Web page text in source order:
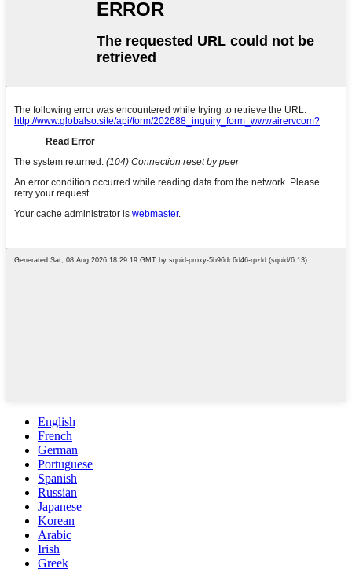
English
French
German
Portuguese
Spanish
Russian
Japanese
Korean
Arabic
Irish
Greek